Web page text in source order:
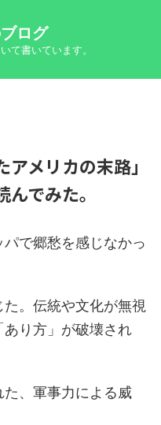
ログ
て書いています。
アメリカの末路」
でみた。
で郷愁を感じなかっ
。伝統や文化が無視
り方」が破壊され
、軍事力による威